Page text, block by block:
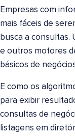
Empresas com
mais fáceis de
busca a consultas.
e outros motores
básicos de
E como os
para exibir
consultas de
listagens em